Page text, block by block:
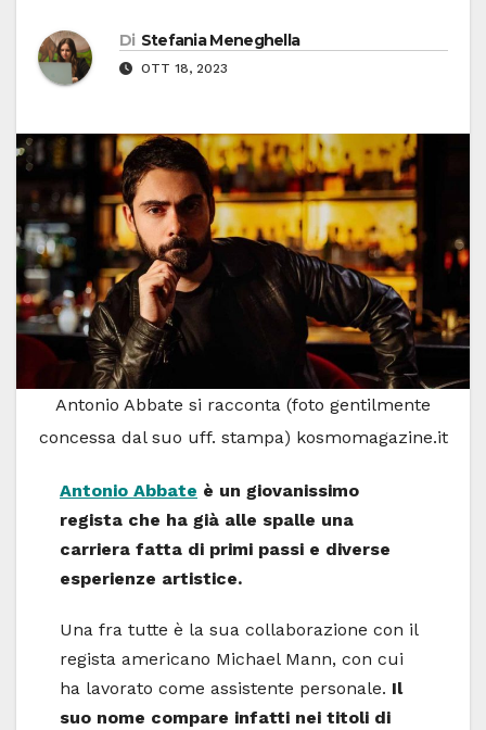
Di Stefania Meneghella
OTT 18, 2023
Antonio Abbate si racconta (foto gentilmente
concessa dal suo uff. stampa) kosmomagazine.it
Antonio Abbate è un giovanissimo
regista che ha già alle spalle una
carriera fatta di primi passi e diverse
esperienze artistice.
Una fra tutte è la sua collaborazione con il
regista americano Michael Mann, con cui
ha lavorato come assistente personale. Il
suo nome compare infatti nei titoli di